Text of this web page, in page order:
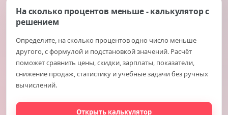
На сколько процентов меньше - калькулятор с
решением
Определите, на сколько процентов одно число меньше
другого, с формулой и подстановкой значений. Расчёт
поможет сравнить цены, скидки, зарплаты, показатели,
снижение продаж, статистику и учебные задачи без ручных
вычислений.
Открыть калькулятор